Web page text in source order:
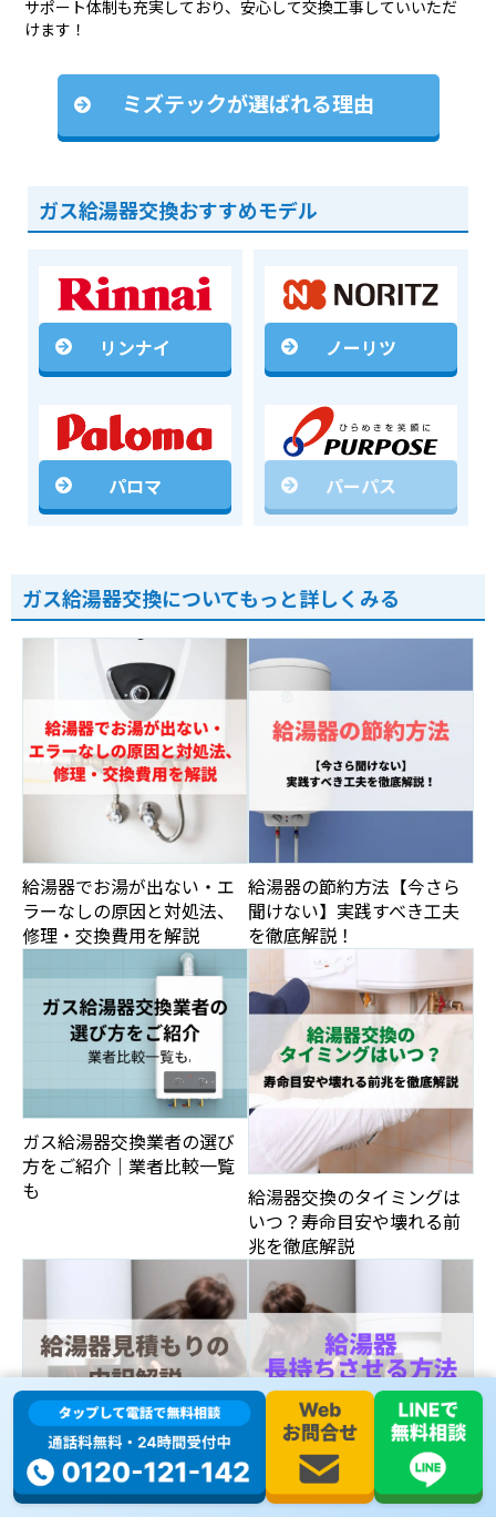
サポート体制も充実しており、安心して交換工事していいただ
けます！
ミズテックが選ばれる理由
ガス給湯器交換おすすめモデル
リンナイ ノーリツ
パロマ パーパス
ガス給湯器交換についてもっと詳しくみる
給湯器でお湯が出ない・エ
ラーなしの原因と対処法、
修理・交換費用を解説
給湯器の節約方法【今さら
聞けない】実践すべき工夫
を徹底解説！
ガス給湯器交換業者の選び
方をご紹介｜業者比較一覧
も
給湯器交換のタイミングは
いつ？寿命目安や壊れる前
兆を徹底解説
給湯器見積もりの内訳解 給湯器を長持ちさせる方法